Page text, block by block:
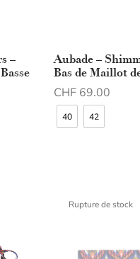
–
Aubade –
Bas de Maillot
CHF 69.00
Choix des options
40 42